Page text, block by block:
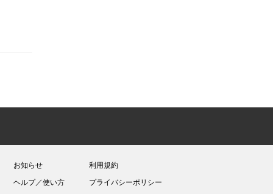
お知らせ
ヘルプ／使い方
利用規約
プライバシーポリシー